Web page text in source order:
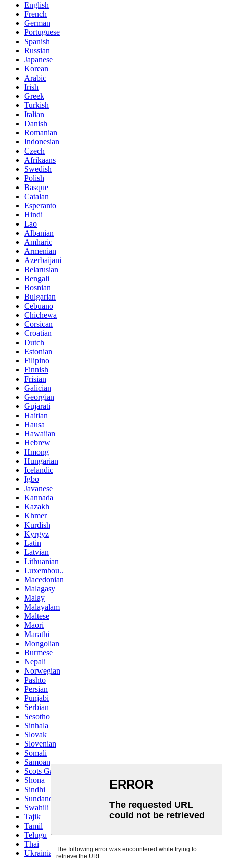
English
French
German
Portuguese
Spanish
Russian
Japanese
Korean
Arabic
Irish
Greek
Turkish
Italian
Danish
Romanian
Indonesian
Czech
Afrikaans
Swedish
Polish
Basque
Catalan
Esperanto
Hindi
Lao
Albanian
Amharic
Armenian
Azerbaijani
Belarusian
Bengali
Bosnian
Bulgarian
Cebuano
Chichewa
Corsican
Croatian
Dutch
Estonian
Filipino
Finnish
Frisian
Galician
Georgian
Gujarati
Haitian
Hausa
Hawaiian
Hebrew
Hmong
Hungarian
Icelandic
Igbo
Javanese
Kannada
Kazakh
Khmer
Kurdish
Kyrgyz
Latin
Latvian
Lithuanian
Luxembou..
Macedonian
Malagasy
Malay
Malayalam
Maltese
Maori
Marathi
Mongolian
Burmese
Nepali
Norwegian
Pashto
Persian
Punjabi
Serbian
Sesotho
Sinhala
Slovak
Slovenian
Somali
Samoan
Scots Gaelic
Shona
Sindhi
Sundanese
Swahili
Tajik
Tamil
Telugu
Thai
Ukrainian